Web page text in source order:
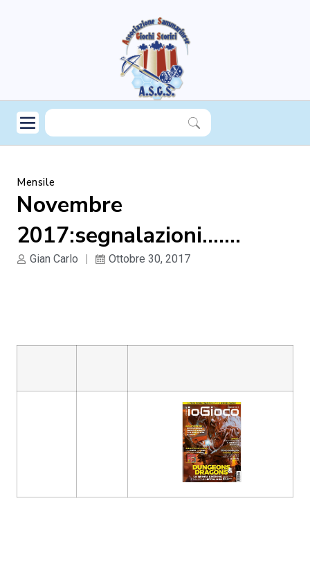
Mensile
Novembre
2017:segnalazioni…….
Gian Carlo Ottobre 30, 2017